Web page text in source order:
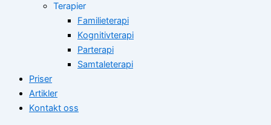
Terapier
Familieterapi
Kognitivterapi
Parterapi
Samtaleterapi
Priser
Artikler
Kontakt oss